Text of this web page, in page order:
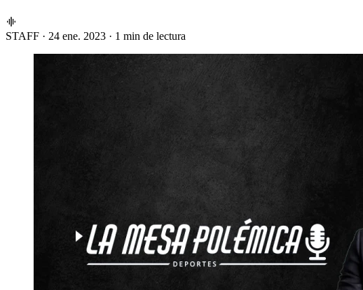
STAFF · 24 ene. 2023 · 1 min de lectura